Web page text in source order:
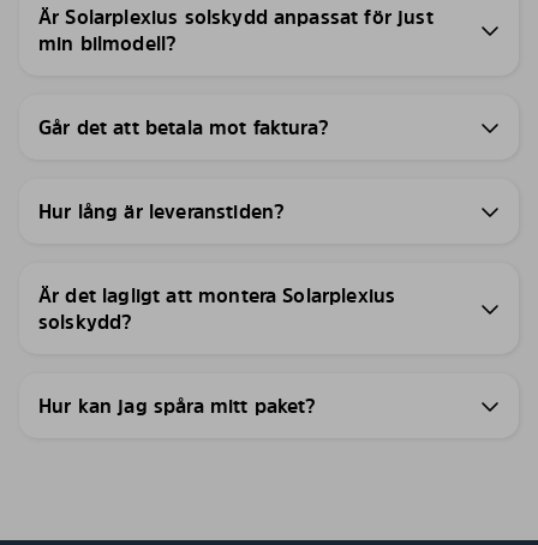
Är Solarplexius solskydd anpassat för just
min bilmodell?
Går det att betala mot faktura?
Hur lång är leveranstiden?
Är det lagligt att montera Solarplexius
solskydd?
Hur kan jag spåra mitt paket?